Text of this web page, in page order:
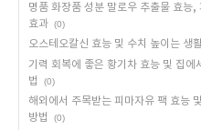
명품 화장품 성분 말로우 추출물 효능,
효과 (0)
오스테오칼신 효능 및 수치 높이는 생
기력 회복에 좋은 황기차 효능 및 집에
법
(0)
해외에서 주목받는 피마자유 팩 효능
방법
(0)